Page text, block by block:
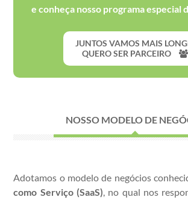
e conheça nosso programa especial
JUNTOS VAMOS MAIS
QUERO SER PARCEIRO
NOSSO MODELO DE
Adotamos o modelo de negócios
como Serviço (SaaS), no qual nos